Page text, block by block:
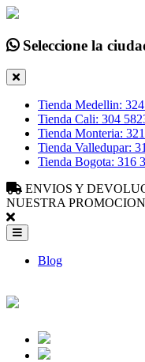
Seleccione la
Tienda Medellin:
Tienda Cali: 304
Tienda Monteria:
Tienda Valledupar:
Tienda Bogota: 316
ENVIOS Y
NUESTRA
Blog